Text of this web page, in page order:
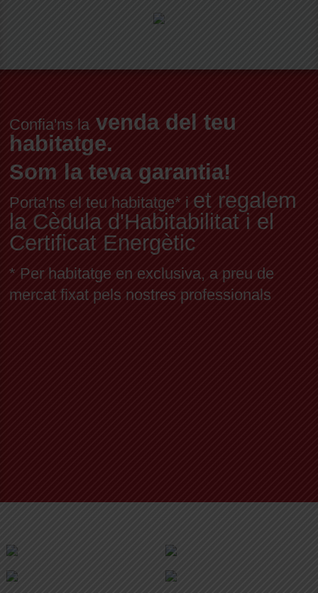
Confia'ns la venda del teu
habitatge.
Som la teva garantia!
Porta'ns el teu habitatge* i et regalem
la Cèdula d'Habitabilitat i el
Certificat Energètic
* Per habitatge en exclusiva, a preu de
mercat fixat pels nostres professionals